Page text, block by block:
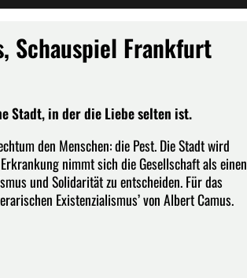
Schauspiel Frankfurt
Stadt, in der die Liebe selten ist.
den Menschen: die Pest. Die Stadt wird
nimmt sich die Gesellschaft als einen
und Solidarität zu entscheiden. Für das
Existenzialismus’ von Albert Camus.